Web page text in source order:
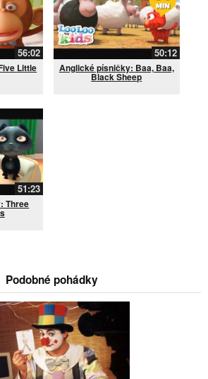
56:02
Little
50:12
Anglické písničky: Baa, Baa,
Black Sheep
51:23
Three
Podobné pohádky